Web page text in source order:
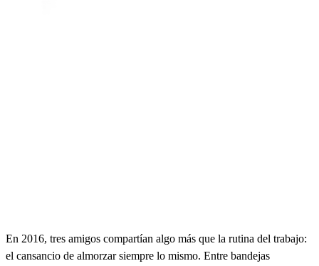
En 2016, tres amigos compartían algo más que la rutina del trabajo:
el cansancio de almorzar siempre lo mismo. Entre bandejas